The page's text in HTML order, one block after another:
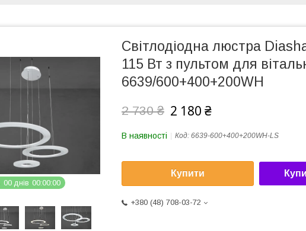
00 днів 00 00 00
Світлодіодна люстра
115 Вт з пультом для
6639/600+400+200WH
2 730 ₴ 2 180 ₴
В наявності Код: 6639-600+400+200WH-LS
Купити
+380 (48) 708-03-72